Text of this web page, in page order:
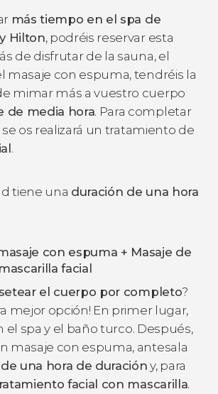
más tiempo en el spa de
Hilton, podréis reservar esta
de disfrutar de la sauna, el
masaje con espuma, tendréis la
mimar más a vuestro cuerpo
de media hora. Para completar
se os realizará un tratamiento de
.
tiene una duración de una hora
con espuma + Masaje de
facial
el cuerpo por completo?
mejor opción! En primer lugar,
el spa y el baño turco. Después,
masaje con espuma, antesala
una hora de duración y, para
facial con mascarilla.